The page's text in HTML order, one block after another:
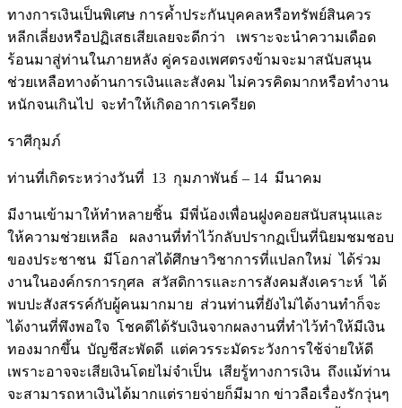
ทางการเงินเป็นพิเศษ การค้ำประกันบุคคลหรือทรัพย์สินควร
หลีกเลี่ยงหรือปฏิเสธเสียเลยจะดีกว่า เพราะจะนำความเดือด
ร้อนมาสู่ท่านในภายหลัง คู่ครองเพศตรงข้ามจะมาสนับสนุน
ช่วยเหลือทางด้านการเงินและสังคม ไม่ควรคิดมากหรือทำงาน
หนักจนเกินไป จะทำให้เกิดอาการเครียด
ราศีกุมภ์
ท่านที่เกิดระหว่างวันที่ 13 กุมภาพันธ์ – 14 มีนาคม
มีงานเข้ามาให้ทำหลายชิ้น มีพี่น้องเพื่อนฝูงคอยสนับสนุนและ
ให้ความช่วยเหลือ ผลงานที่ทำไว้กลับปรากฏเป็นที่นิยมชมชอบ
ของประชาชน มีโอกาสได้ศึกษาวิชาการที่แปลกใหม่ ได้ร่วม
งานในองค์กรการกุศล สวัสดิการและการสังคมสังเคราะห์ ได้
พบปะสังสรรค์กับผู้คนมากมาย ส่วนท่านที่ยังไม่ได้งานทำก็จะ
ได้งานที่พึงพอใจ โชคดีได้รับเงินจากผลงานที่ทำไว้ทำให้มีเงิน
ทองมากขึ้น บัญชีสะพัดดี แต่ควรระมัดระวังการใช้จ่ายให้ดี
เพราะอาจจะเสียเงินโดยไม่จำเป็น เสียรู้ทางการเงิน ถึงแม้ท่าน
จะสามารถหาเงินได้มากแต่รายจ่ายก็มีมาก ข่าวลือเรื่องรักวุ่นๆ